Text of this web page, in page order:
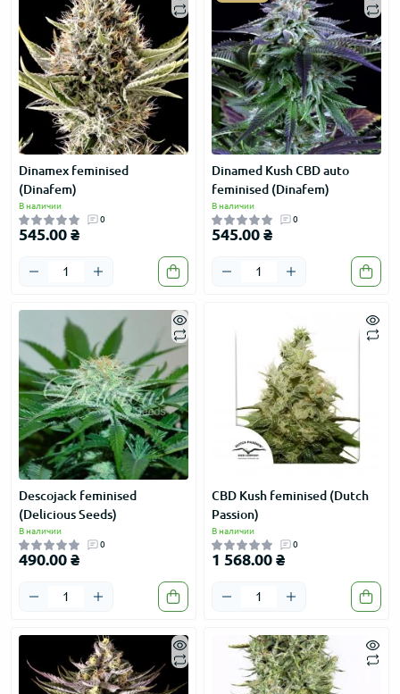
Dinamex feminised
(Dinafem)
В наличии
0
545.00 ₴
Dinamed Kush CBD auto
feminised (Dinafem)
В наличии
0
545.00 ₴
Descojack feminised
(Delicious Seeds)
В наличии
0
490.00 ₴
CBD Kush feminised (Dutch
Passion)
В наличии
0
1 568.00 ₴